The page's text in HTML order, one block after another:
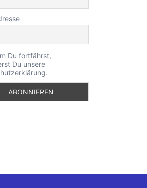
Du fortfährst,
Du unsere